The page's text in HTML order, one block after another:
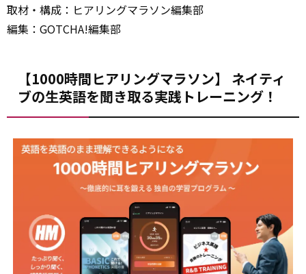
取材・構成：ヒアリングマラソン編集部
編集：GOTCHA!編集部
【1000時間ヒアリングマラソン】 ネイティ
ブの生英語を聞き取る実践トレーニング！